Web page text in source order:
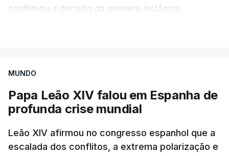
confirmou a decisão da primeira instância.
Até agora a hierarquia da igreja dizia esperar o
resultado da justiça civil para atuar
Como a RTP noticiou na altura, o padre assumiu
MUNDO
Papa Leão XIV falou em Espanha de
profunda crise mundial
Leão XIV afirmou no congresso espanhol que a
escalada dos conflitos, a extrema polarização e